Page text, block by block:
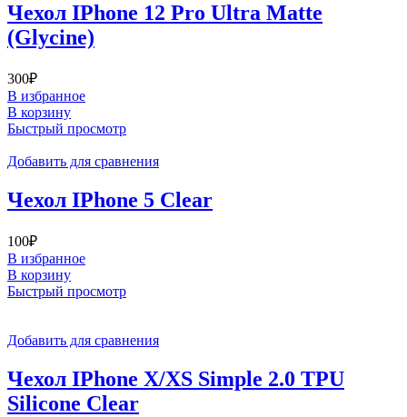
Чехол IPhone 12 Pro Ultra Matte
(Glycine)
300₽
В избранное
В корзину
Быстрый просмотр
Добавить для сравнения
Чехол IPhone 5 Clear
100₽
В избранное
В корзину
Быстрый просмотр
Добавить для сравнения
Чехол IPhone X/XS Simple 2.0 TPU
Silicone Clear